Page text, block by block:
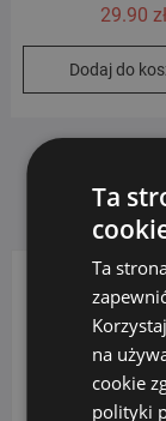
29.90zł
Dodaj do
Wybierz
Ta
Ta
na
cookie
polityki